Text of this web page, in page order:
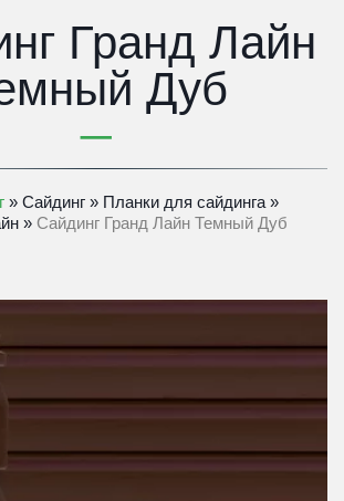
Гранд Лайн
Дуб
» Сайдинг » Планки для сайдинга
» Сайдинг Гранд Лайн Темный Дуб